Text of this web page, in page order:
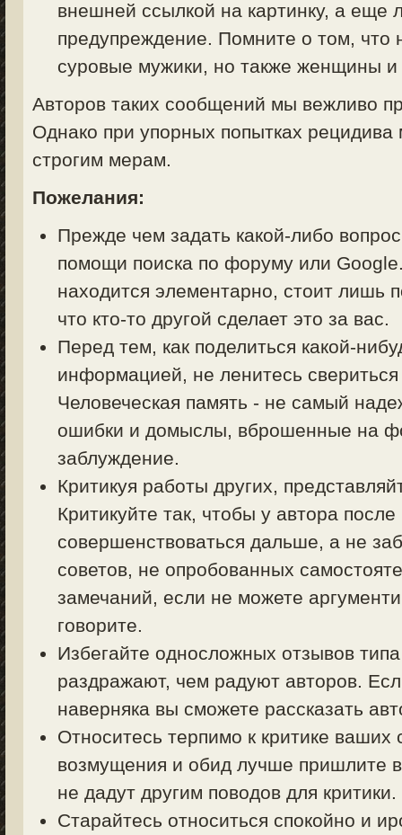
внешней ссылкой на картинку, а еще
предупреждение. Помните о том, что
суровые мужики, но также женщины и
Авторов таких сообщений мы вежливо
Однако при упорных попытках
строгим мерам.
Пожелания:
Прежде чем задать какой-либо
помощи поиска по форуму или
находится элементарно, стоит лишь
что кто-то другой сделает это за вас.
Перед тем, как поделиться какой-
информацией, не ленитесь
Человеческая память - не самый
ошибки и домыслы, вброшенные на
заблуждение.
Критикуя работы других,
Критикуйте так, чтобы у автора
совершенствоваться дальше, а не
советов, не опробованных
замечаний, если не можете
говорите.
Избегайте односложных отзывов
раздражают, чем радуют авторов.
наверняка вы сможете рассказать
Относитесь терпимо к критике
возмущения и обид лучше пришлите
не дадут другим поводов для критики.
Старайтесь относиться спокойно и